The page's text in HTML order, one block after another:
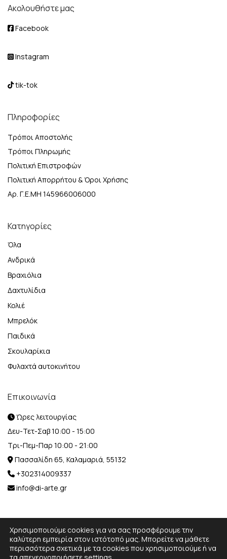
Ακολουθήστε μας
Facebook
Instagram
tik-tok
Πληροφορίες
Τρόποι Αποστολής
Τρόποι Πληρωμής
Πολιτική Επιστροφών
Πολιτική Απορρήτου & Όροι Χρήσης
Αρ. Γ.Ε.ΜΗ 145966006000
Κατηγορίες
Όλα
Ανδρικά
Βραχιόλια
Δαχτυλίδια
Κολιέ
Μπρελόκ
Παιδικά
Σκουλαρίκια
Φυλαχτά αυτοκινήτου
Επικοινωνία
Ώρες λειτουργίας
Δευ-Τετ-Σαβ 10:00 - 15:00
Τρι-Πεμ-Παρ 10:00 - 21:00
Πασσαλίδη 65, Καλαμαριά, 55132
+302314009337
info@di-arte.gr
© 2026 Designed and Developed by MediaBox. All rights
Χρησιμοποιούμε cookies για να σας προσφέρουμε την
καλύτερη εμπειρία στον ιστότοπό μας. Μπορείτε να μάθετε
περισσότερα σχετικά με τα cookies που χρησιμοποιούμε ή να